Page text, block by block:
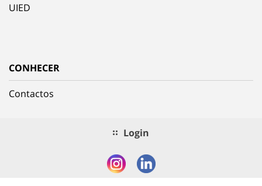
UIED
CONHECER
Contactos
Login